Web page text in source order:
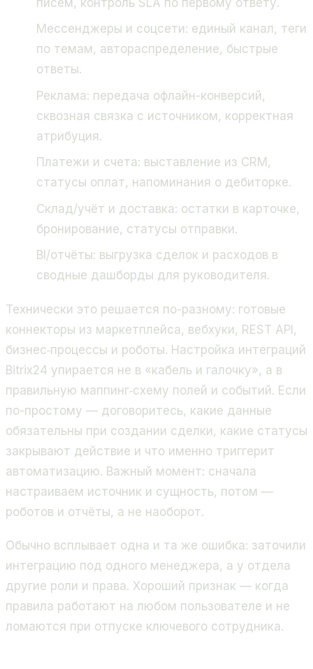
Мессенджеры и соцсети: единый канал, теги
по темам, автораспределение, быстрые
ответы.
Реклама: передача офлайн-конверсий,
сквозная связка с источником, корректная
атрибуция.
Платежи и счета: выставление из CRM,
статусы оплат, напоминания о дебиторке.
Склад/учёт и доставка: остатки в карточке,
бронирование, статусы отправки.
BI/отчёты: выгрузка сделок и расходов в
сводные дашборды для руководителя.
Технически это решается по-разному: готовые
коннекторы из маркетплейса, вебхуки, REST API,
бизнес‑процессы и роботы. Настройка интеграций
Bitrix24 упирается не в «кабель и галочку», а в
правильную маппинг‑схему полей и событий. Если
по-простому — договоритесь, какие данные
обязательны при создании сделки, какие статусы
закрывают действие и что именно триггерит
автоматизацию. Важный момент: сначала
настраиваем источник и сущность, потом —
роботов и отчёты, а не наоборот.
Обычно всплывает одна и та же ошибка: заточили
интеграцию под одного менеджера, а у отдела
другие роли и права. Хороший признак — когда
правила работают на любом пользователе и не
ломаются при отпуске ключевого сотрудника.